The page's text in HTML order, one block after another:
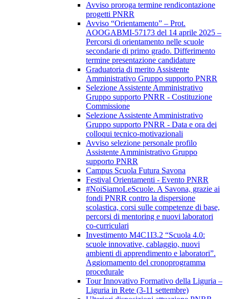
Avviso proroga termine rendicontazione
progetti PNRR
Avviso “Orientamento” – Prot.
AOOGABMI-57173 del 14 aprile 2025 –
Percorsi di orientamento nelle scuole
secondarie di primo grado. Differimento
termine presentazione candidature
Graduatoria di merito Assistente
Amministrativo Gruppo supporto PNRR
Selezione Assistente Amministrativo
Gruppo supporto PNRR - Costituzione
Commissione
Selezione Assistente Amministrativo
Gruppo supporto PNRR - Data e ora dei
colloqui tecnico-motivazionali
Avviso selezione personale profilo
Assistente Amministrativo Gruppo
supporto PNRR
Campus Scuola Futura Savona
Festival Orientamenti - Evento PNRR
#NoiSiamoLeScuole. A Savona, grazie ai
fondi PNRR contro la dispersione
scolastica, corsi sulle competenze di base,
percorsi di mentoring e nuovi laboratori
co-curriculari
Investimento M4C1I3.2 “Scuola 4.0:
scuole innovative, cablaggio, nuovi
ambienti di apprendimento e laboratori”.
Aggiornamento del cronoprogramma
procedurale
Tour Innovativo Formativo della Liguria –
Liguria in Rete (3-11 settembre)